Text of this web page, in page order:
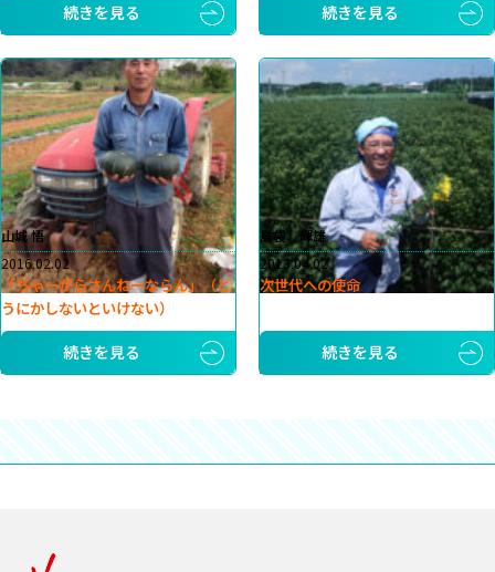
続きを見る
続きを見る
山城 悟
2016.02.02
「ちゃーがらさんねーならん」（ど
うにかしないといけない）
続きを見る
島袋 輝雄
2013.04.02
次世代への使命
続きを見る